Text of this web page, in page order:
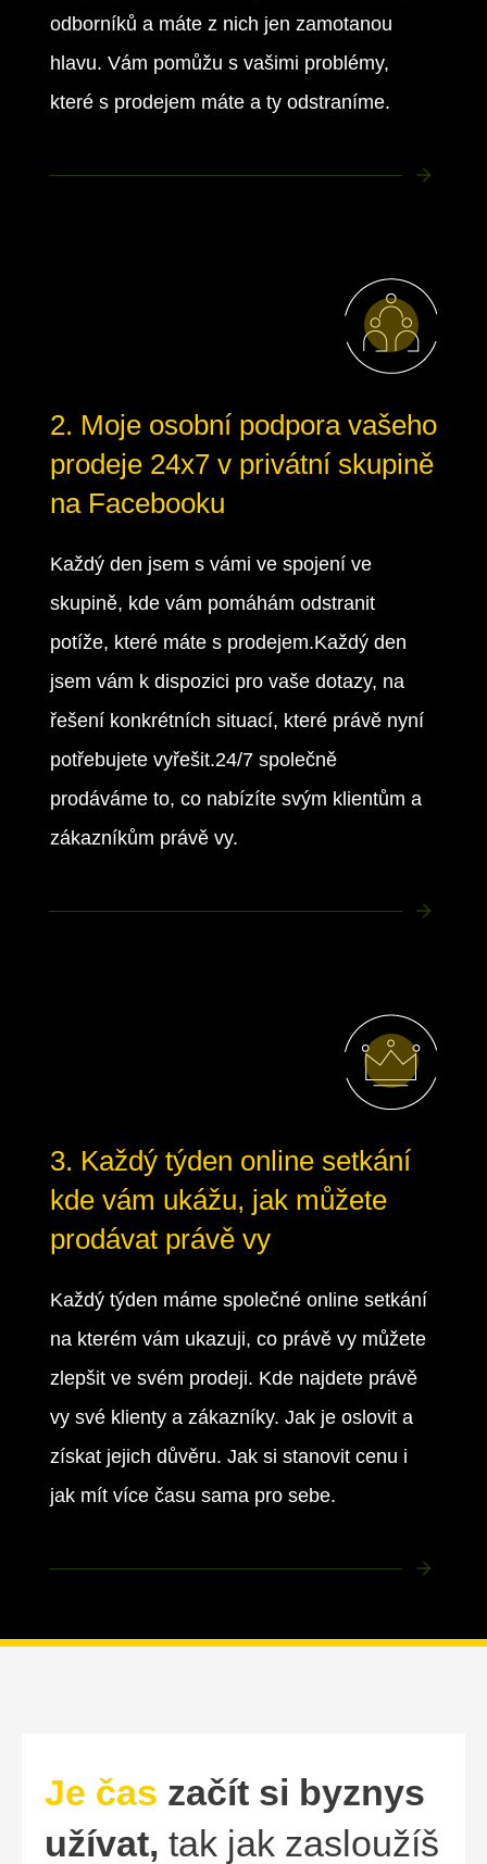
odborníků a máte z nich jen zamotanou
hlavu. Vám pomůžu s vašimi problémy,
které s prodejem máte a ty odstraníme.
2. Moje osobní podpora vašeho
prodeje 24x7 v privátní skupině
na Facebooku
Každý den jsem s vámi ve spojení ve
skupině, kde vám pomáhám odstranit
potíže, které máte s prodejem.Každý den
jsem vám k dispozici pro vaše dotazy, na
řešení konkrétních situací, které právě nyní
potřebujete vyřešit.24/7 společně
prodáváme to, co nabízíte svým klientům a
zákazníkům právě vy.
3. Každý týden online setkání
kde vám ukážu, jak můžete
prodávat právě vy
Každý týden máme společné online setkání
na kterém vám ukazuji, co právě vy můžete
zlepšit ve svém prodeji. Kde najdete právě
vy své klienty a zákazníky. Jak je oslovit a
získat jejich důvěru. Jak si stanovit cenu i
jak mít více času sama pro sebe.
Je čas začít si byznys
užívat, tak jak zasloužíš